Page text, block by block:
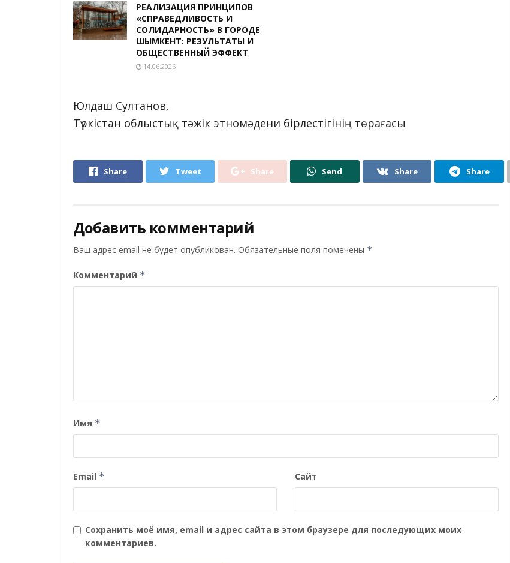
РЕАЛИЗАЦИЯ ПРИНЦИПОВ
«СПРАВЕДЛИВОСТЬ И
СОЛИДАРНОСТЬ» В ГОРОДЕ
ШЫМКЕНТ: РЕЗУЛЬТАТЫ И
ОБЩЕСТВЕННЫЙ ЭФФЕКТ
14.06.2026
Юлдаш Султанов,
Түркістан облыстық тәжік этномәдени бірлестігінің төрағасы
Share Tweet Share Send Share Share
Добавить комментарий
Ваш адрес email не будет опубликован. Обязательные поля помечены *
Комментарий *
Имя *
Email * Сайт
Сохранить моё имя, email и адрес сайта в этом браузере для последующих моих
комментариев.